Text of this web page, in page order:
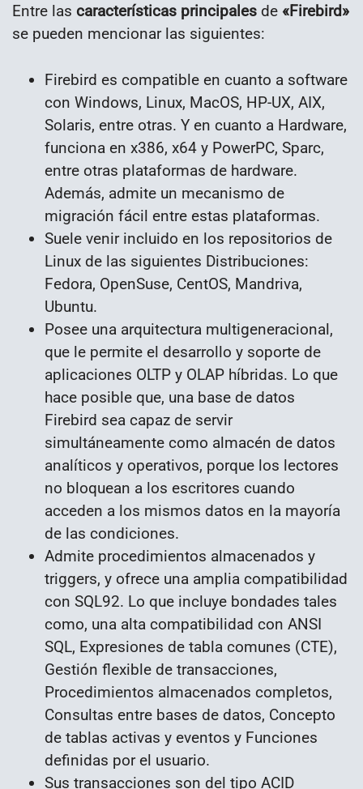
Entre las características principales de «Firebird»
se pueden mencionar las siguientes:
Firebird es compatible en cuanto a software
con Windows, Linux, MacOS, HP-UX, AIX,
Solaris, entre otras. Y en cuanto a Hardware,
funciona en x386, x64 y PowerPC, Sparc,
entre otras plataformas de hardware.
Además, admite un mecanismo de
migración fácil entre estas plataformas.
Suele venir incluido en los repositorios de
Linux de las siguientes Distribuciones:
Fedora, OpenSuse, CentOS, Mandriva,
Ubuntu.
Posee una arquitectura multigeneracional,
que le permite el desarrollo y soporte de
aplicaciones OLTP y OLAP híbridas. Lo que
hace posible que, una base de datos
Firebird sea capaz de servir
simultáneamente como almacén de datos
analíticos y operativos, porque los lectores
no bloquean a los escritores cuando
acceden a los mismos datos en la mayoría
de las condiciones.
Admite procedimientos almacenados y
triggers, y ofrece una amplia compatibilidad
con SQL92. Lo que incluye bondades tales
como, una alta compatibilidad con ANSI
SQL, Expresiones de tabla comunes (CTE),
Gestión flexible de transacciones,
Procedimientos almacenados completos,
Consultas entre bases de datos, Concepto
de tablas activas y eventos y Funciones
definidas por el usuario.
Sus transacciones son del tipo ACID